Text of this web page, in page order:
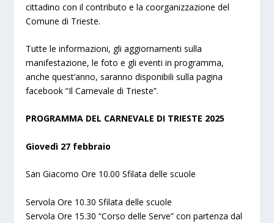
cittadino con il contributo e la coorganizzazione del
Comune di Trieste.
Tutte le informazioni, gli aggiornamenti sulla
manifestazione, le foto e gli eventi in programma,
anche quest’anno, saranno disponibili sulla pagina
facebook “Il Carnevale di Trieste”.
PROGRAMMA DEL CARNEVALE DI TRIESTE 2025
Giovedì 27 febbraio
San Giacomo Ore 10.00 Sfilata delle scuole
Servola Ore 10.30 Sfilata delle scuole
Servola Ore 15.30 “Corso delle Serve” con partenza dal